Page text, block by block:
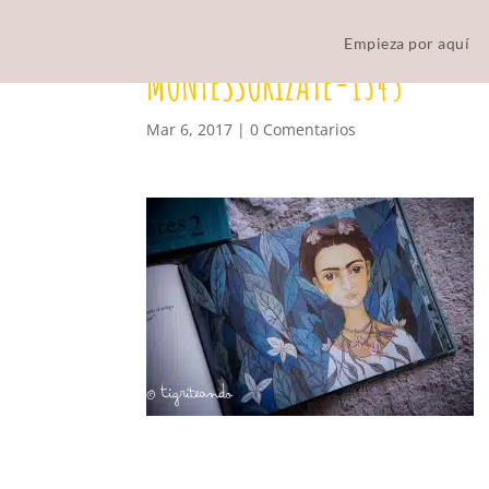
Empieza por aquí
MONTESSORIZATE-1345
Mar 6, 2017 |0 Comentarios